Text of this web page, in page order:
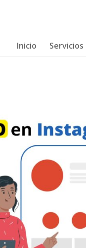
Inicio Servicios